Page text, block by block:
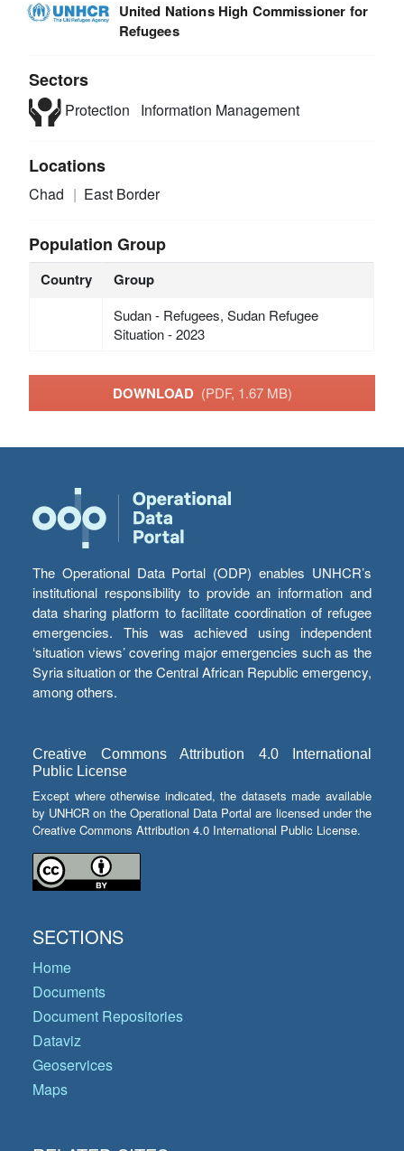
United Nations High Commissioner for
Refugees
Sectors
Protection Information Management
Locations
Chad East Border
Population Group
Country Group
Sudan - Refugees, Sudan Refugee
Situation - 2023
DOWNLOAD (PDF, 1.67 MB)
The Operational Data Portal (ODP) enables UNHCR’s
institutional responsibility to provide an information and
data sharing platform to facilitate coordination of refugee
emergencies. This was achieved using independent
‘situation views’ covering major emergencies such as the
Syria situation or the Central African Republic emergency,
among others.
Creative Commons Attribution 4.0 International
Public License
Except where otherwise indicated, the datasets made available
by UNHCR on the Operational Data Portal are licensed under the
Creative Commons Attribution 4.0 International Public License.
SECTIONS
Home
Documents
Document Repositories
Dataviz
Geoservices
Maps